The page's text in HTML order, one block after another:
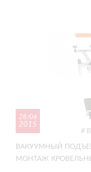
28/06
2015
ВАКУУМНЫЙ
МОНТАЖ